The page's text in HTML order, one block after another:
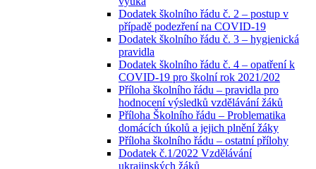
Dodatek školního řádu č. 2 – postup v
případě podezření na COVID-19
Dodatek školního řádu č. 3 – hygienická
pravidla
Dodatek školního řádu č. 4 – opatření k
COVID-19 pro školní rok 2021/202
Příloha školního řádu – pravidla pro
hodnocení výsledků vzdělávání žáků
Příloha Školního řádu – Problematika
domácích úkolů a jejich plnění žáky
Příloha školního řádu – ostatní přílohy
Dodatek č.1/2022 Vzdělávání
ukrajinských žáků